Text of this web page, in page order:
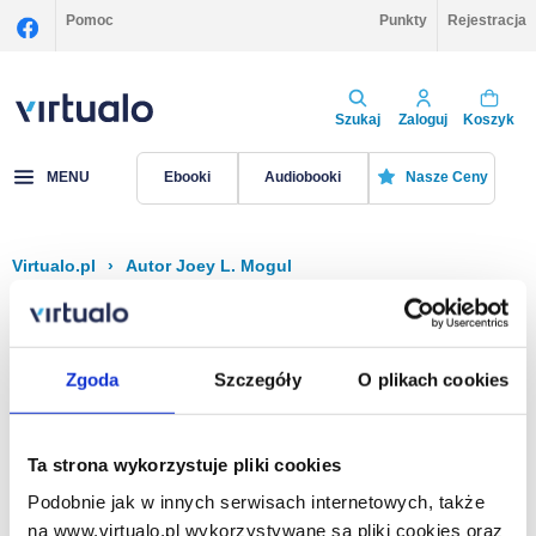
Zgoda Szczegóły O plikach cookies
Ta strona wykorzystuje pliki cookies
Podobnie jak w innych serwisach internetowych, także
na www.virtualo.pl wykorzystywane są pliki cookies oraz
Pomoc Punkty Rejestracja
Szukaj Zaloguj Koszyk
MENU Ebooki Audiobooki Nasze Ceny
Virtualo.pl › Autor Joey L. Mogul
Filtruj Sortuj
Na stronie